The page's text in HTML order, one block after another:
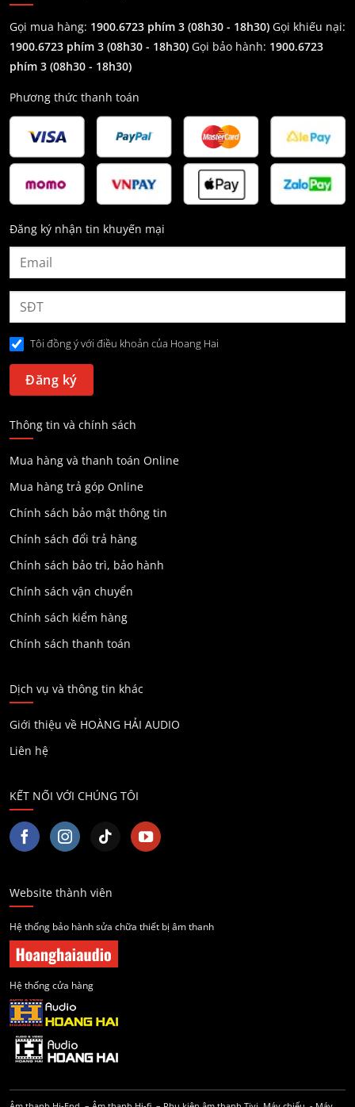
Gọi mua hàng: 1900.6723 phím 3 (08h30 - 18h30) Gọi khiếu nại:
1900.6723 phím 3 (08h30 - 18h30) Gọi bảo hành: 1900.6723
phím 3 (08h30 - 18h30)
Phương thức thanh toán
Đăng ký nhận tin khuyến mại
Tôi đồng ý với điều khoản của Hoang Hai
Thông tin và chính sách
Mua hàng và thanh toán Online
Mua hàng trả góp Online
Chính sách bảo mật thông tin
Chính sách đổi trả hàng
Chính sách bảo trì, bảo hành
Chính sách vận chuyển
Chính sách kiểm hàng
Chính sách thanh toán
Dịch vụ và thông tin khác
Giới thiệu về HOÀNG HẢI AUDIO
Liên hệ
KẾT NỐI VỚI CHÚNG TÔI
Website thành viên
Hệ thống bảo hành sửa chữa thiết bị âm thanh
Hệ thống cửa hàng